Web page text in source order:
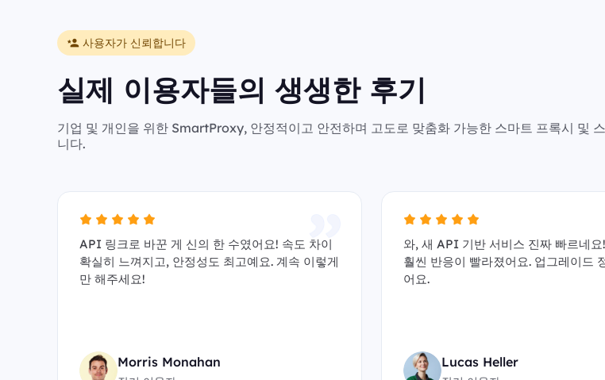
사용자가 신뢰합니다
실제 이용자들의 생생한 후기
기업 및 개인을 위한 SmartProxy, 안정적이고 안전하며 고도로 맞춤화 가능한 스마트 프록시 및
니다.
API 링크로 바꾼 게 신의 한 수였어요! 속도 차이
확실히 느껴지고, 안정성도 최고예요. 계속 이렇게
만 해주세요!
Morris Monahan
와, 새 API 기반 서비스 진짜 빠르네
훨씬 반응이 빨라졌어요. 업그레이드
어요.
Lucas Heller